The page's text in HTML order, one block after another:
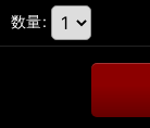
数量: